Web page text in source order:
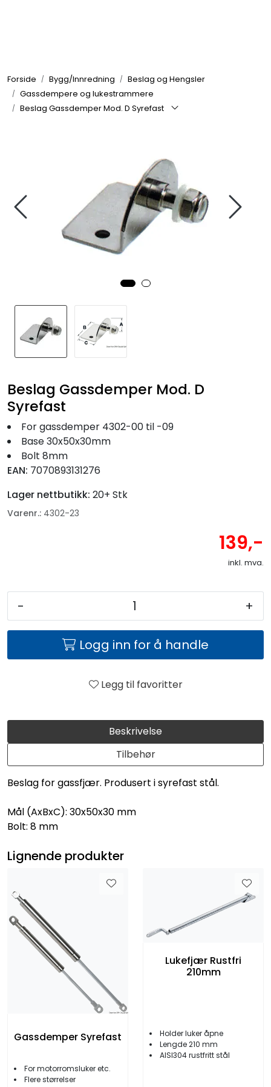
Forside Bygg/Innredning
Beslag og Hengsler
Gassdempere og lukestrammere
Beslag Gassdemper Mod. D Syrefast
Beskrivelse
Tilbehør
Beslag for gassfjær. Produsert i syrefast stål.
Mål (AxBxC): 30x50x30 mm
Bolt: 8 mm
Beslag Gassdemper Mod. D
Syrefast
For gassdemper 4302-00 til -09
Base 30x50x30mm
Bolt 8mm
EAN: 7070893131276
Lager nettbutikk: 20+ Stk
Varenr.: 4302-23
139,-
inkl. mva.
- +
Logg inn for å handle
Legg til favoritter
Lignende produkter
Gassdemper Syrefast
For motorromsluker etc.
Flere størrelser
Lukefjær Rustfri
210mm
Holder luker åpne
Lengde 210 mm
AISI304 rustfritt stål
Elektrisk
Motor/Styring
Fritid/Sikkerhet
Båtpleie/Opplag
Seil
Nyheter